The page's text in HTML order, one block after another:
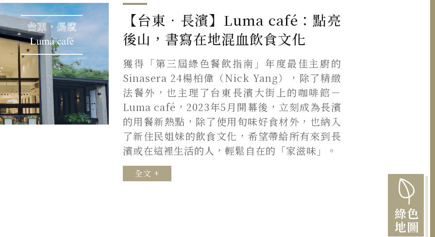
綠色
地圖
【台東．長濱】Luma café：點亮
後山，書寫在地混血飲食文化
獲得「第三屆綠色餐飲指南」年度最佳主廚的
Sinasera 24楊柏偉（Nick Yang），除了精緻
法餐外，也主理了台東長濱大街上的咖啡館－
Luma café，2023年5月開幕後，立刻成為長濱
的用餐新熱點，除了使用旬味好食材外，也納入
了新住民姐妹的飲食文化，希望帶給所有來到長
濱或在這裡生活的人，輕鬆自在的「家滋味」。
全文 +